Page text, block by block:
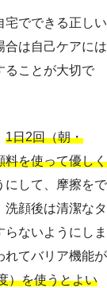
宅でできる正しい
合は自己ケアには
ることが大切で
1日2回（朝・
料を使って優しく
にして、摩擦をで
洗顔後は清潔なタ
ないようにしま
れてバリア機能が
）を使うとよい